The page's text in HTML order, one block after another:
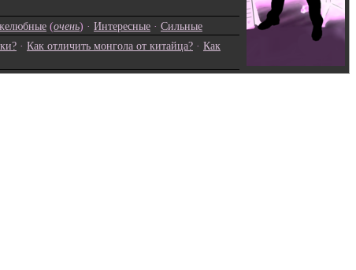
(очень) · Интересные · Сильные
· Как отличить монгола от китайца? · Как